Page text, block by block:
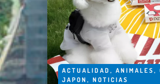
ACTUALIDAD,ANIMALES,
JAPON,NOTICIAS